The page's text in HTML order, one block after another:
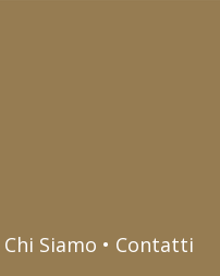
Chi Siamo • Contatti